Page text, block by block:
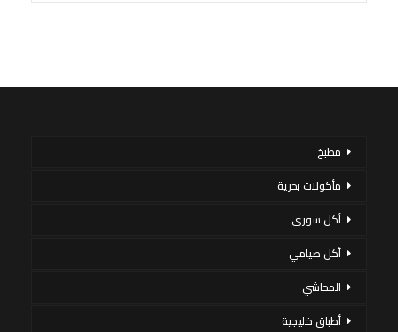
مطبخ
مأكولات بحرية
أكل سورى
أكل صيامي
المحاشي
أطباق خليجية